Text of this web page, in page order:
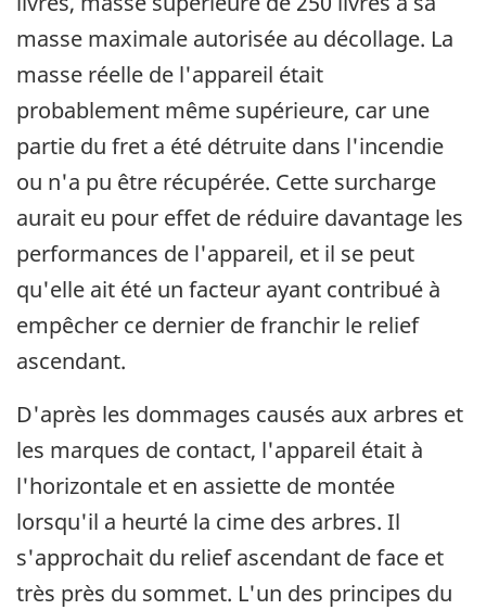
masse maximale autorisée au décollage. La
masse réelle de l'appareil était
probablement même supérieure, car une
partie du fret a été détruite dans l'incendie
ou n'a pu être récupérée. Cette surcharge
aurait eu pour effet de réduire davantage les
performances de l'appareil, et il se peut
qu'elle ait été un facteur ayant contribué à
empêcher ce dernier de franchir le relief
ascendant.
D'après les dommages causés aux arbres et
les marques de contact, l'appareil était à
l'horizontale et en assiette de montée
lorsqu'il a heurté la cime des arbres. Il
s'approchait du relief ascendant de face et
très près du sommet. L'un des principes du